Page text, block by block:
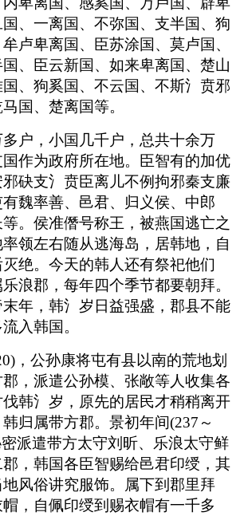
、一离国、不弥国、支半国、狗
卢卑离国、臣苏涂国、莫卢国、
、臣云新国、如来卑离国、楚山
、狗奚国、不云国、不斯氵贲邪
国、楚离国等。
户，小国几千户，总共十余万
国作为政府所在地。臣智有的加优
砄支氵贲臣离儿不例拘邪秦支廉
魏率善、邑君、归义侯、中郎
。侯准僭号称王，被燕国逃亡之
领左右随从逃海岛，居韩地，自
绝。今天的韩人还有祭祀他们
浪郡，每年四个季节都要朝拜。
年，韩氵岁日益强盛，郡县不能
入韩国。
，公孙康将屯有县以南的荒地划
，派遣公孙模、张敞等人收集各
韩氵岁，原先的居民才稍稍离开
归属带方郡。景初年间(237～
派遣带方太守刘昕、乐浪太守鲜
，韩国各臣智赐给邑君印绶，其
风俗讲究服饰。属下到郡里拜
，自佩印绶到赐衣帽有一千多